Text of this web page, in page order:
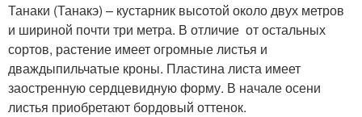
Танаки (Танакэ) – кустарник высотой около двух метров
и шириной почти три метра. В отличие от остальных
сортов, растение имеет огромные листья и
дваждыпильчатые кроны. Пластина листа имеет
заостренную сердцевидную форму. В начале осени
листья приобретают бордовый оттенок.